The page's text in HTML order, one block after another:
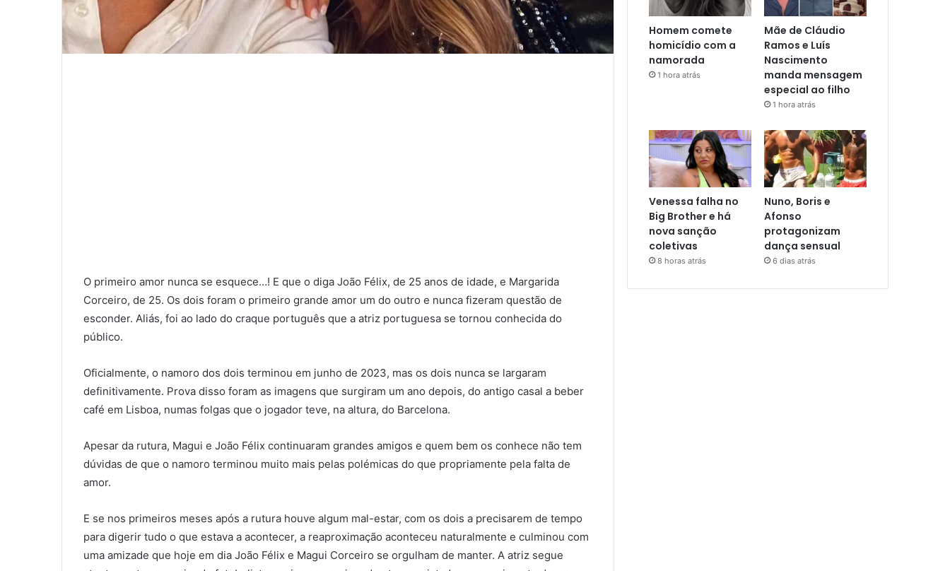
O primeiro amor nunca se esquece…! E que o diga João Félix, de 25 anos de idade, e Margarida
Corceiro, de 25. Os dois foram o primeiro grande amor um do outro e nunca fizeram questão de
esconder. Aliás, foi ao lado do craque português que a atriz portuguesa se tornou conhecida do
público.
Oficialmente, o namoro dos dois terminou em junho de 2023, mas os dois nunca se largaram
definitivamente. Prova disso foram as imagens que surgiram um ano depois, do antigo casal a beber
café em Lisboa, numas folgas que o jogador teve, na altura, do Barcelona.
Apesar da rutura, Magui e João Félix continuaram grandes amigos e quem bem os conhece não tem
dúvidas de que o namoro terminou muito mais pelas polémicas do que propriamente pela falta de
amor.
E se nos primeiros meses após a rutura houve algum mal-estar, com os dois a precisarem de tempo
para digerir tudo o que estava a acontecer, a reaproximação aconteceu naturalmente e culminou com
uma amizade que hoje em dia João Félix e Magui Corceiro se orgulham de manter. A atriz segue
Homem comete
homicídio com a
namorada
1 hora atrás
Mãe de Cláudio
Ramos e Luís
Nascimento
manda mensagem
especial ao filho
1 hora atrás
Venessa falha no
Big Brother e há
nova sanção
coletivas
8 horas atrás
Nuno, Boris e
Afonso
protagonizam
dança sensual
6 dias atrás